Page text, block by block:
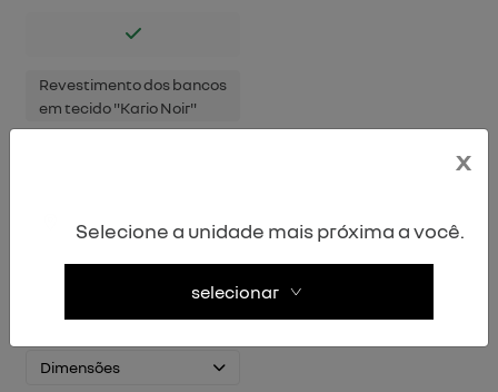
Revestimento dos bancos
em tecido "Kario Noir"
Dimensões
x
Selecione a unidade mais próxima a você.
selecionar